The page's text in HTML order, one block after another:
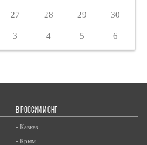
27 28 29 30
3 4 5 6
В РОССИИ И СНГ
- Кавказ
- Крым